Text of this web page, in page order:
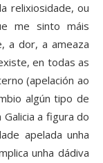
relixiosidade, ou
me sinto máis
a dor, a ameaza
en todas as
(apelación ao
algún tipo de
a figura do
apelada unha
unha dádiva